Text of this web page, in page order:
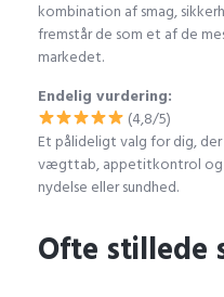
kombination af smag,
fremstår de som et af de
markedet.
Endelig vurdering:
(4,8/5)
Et pålideligt valg for dig,
vægttab, appetitkontrol og
nydelse eller sundhed.
Ofte stillede